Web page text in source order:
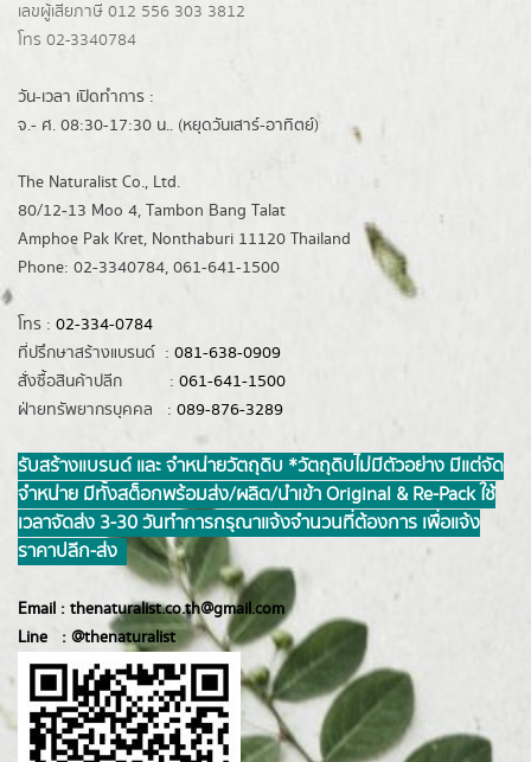
เลขผู้เสียภาษี 012 556 303 3812
โทร 02-3340784
วัน-เวลา เปิดทำการ :
จ.- ศ. 08:30-17:30 น.. (หยุดวันเสาร์-อาทิตย์)
The Naturalist Co., Ltd.
80/12-13 Moo 4, Tambon Bang Talat
Amphoe Pak Kret, Nonthaburi 11120 Thailand
Phone: 02-3340784, 061-641-1500
โทร : 02-334-0784
ที่ปรึกษาสร้างแบรนด์ : 081-638-0909
สั่งซื้อสินค้าปลีก : 061-641-1500
ฝ่ายทรัพยากรบุคคล : 089-876-3289
รับสร้างแบรนด์ และ จำหน่ายวัตถุดิบ *วัตถุดิบไม่มีตัวอย่าง มีแต่จัด
จำหน่าย มีทั้งสต็อกพร้อมส่ง/ผลิต/นำเข้า Original & Re-Pack ใช้
เวลาจัดส่ง 3-30 วันทำการ กรุณาแจ้งจำนวนที่ต้องการ เพื่อแจ้ง
ราคาปลีก-ส่ง
Email : thenaturalist.co.th@gmail.com
Line : @thenaturalist